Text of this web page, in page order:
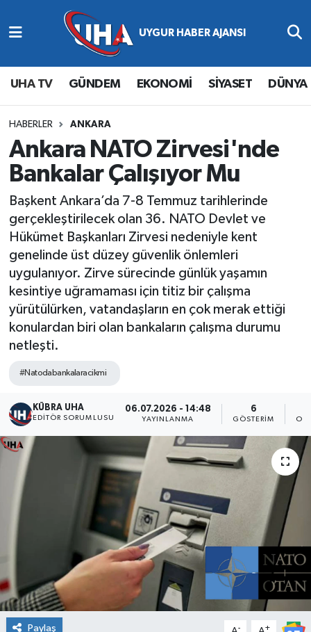
UHA TV GÜNDEM EKONOMİ SİYASET DÜNYA
HABERLER ANKARA
Ankara NATO Zirvesi'nde
Bankalar Çalışıyor Mu
Başkent Ankara’da 7-8 Temmuz tarihlerinde
gerçekleştirilecek olan 36. NATO Devlet ve
Hükümet Başkanları Zirvesi nedeniyle kent
genelinde üst düzey güvenlik önlemleri
uygulanıyor. Zirve sürecinde günlük yaşamın
kesintiye uğramaması için titiz bir çalışma
yürütülürken, vatandaşların en çok merak ettiği
konulardan biri olan bankaların çalışma durumu
netleşti.
#Natodabankalaracikmi
KÜBRA UHA
EDİTÖR SORUMLUSU
06.07.2026 - 14:48
YAYINLANMA
6
GÖSTERIM
Paylaş - +
Abone Ol
Gündem
Ekonomi
Magazin
Siyaset
Spor
Yaşam
Nöbetçi Eczaneler
Hava Durumu
Namaz Vakitleri
Trafik Durumu
Süper Lig Puan Durumu ve Fikstür
Tüm Manşetler
Son Dakika Haberleri
Haber Arşivi